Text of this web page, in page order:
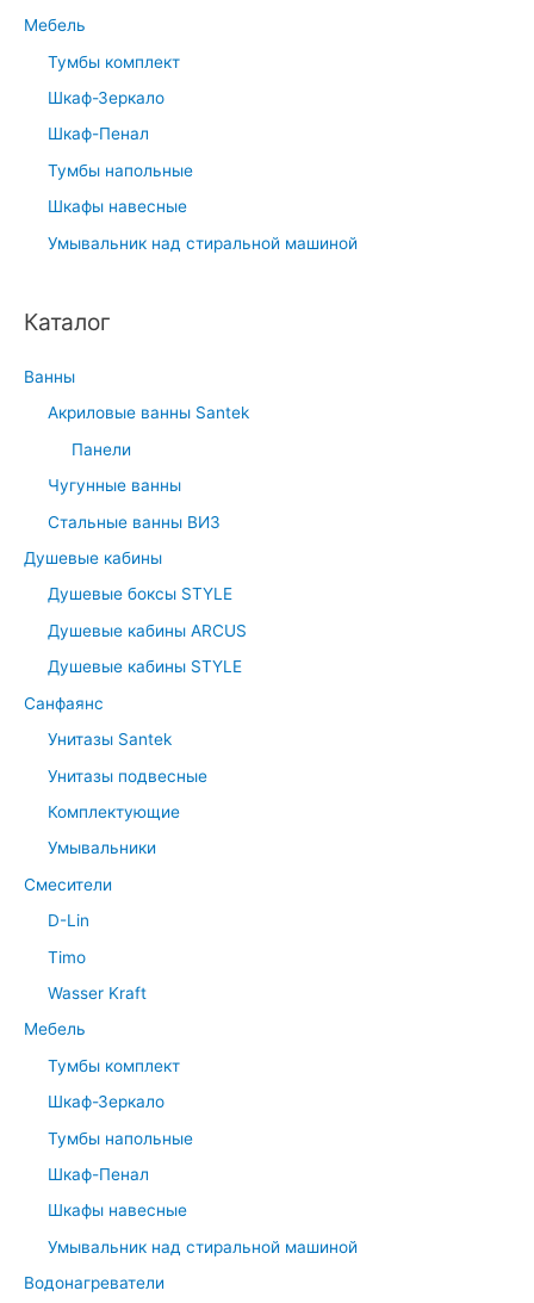
Мебель
Тумбы комплект
Шкаф-Зеркало
Шкаф-Пенал
Тумбы напольные
Шкафы навесные
Умывальник над стиральной машиной
Каталог
Ванны
Акриловые ванны Santek
Панели
Чугунные ванны
Стальные ванны ВИЗ
Душевые кабины
Душевые боксы STYLE
Душевые кабины ARCUS
Душевые кабины STYLE
Санфаянс
Унитазы Santek
Унитазы подвесные
Комплектующие
Умывальники
Смесители
D-Lin
Timo
Wasser Kraft
Мебель
Тумбы комплект
Шкаф-Зеркало
Тумбы напольные
Шкаф-Пенал
Шкафы навесные
Умывальник над стиральной машиной
Водонагреватели